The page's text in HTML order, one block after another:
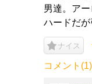
男達。ア
ハードだ
ナイス
コメント(1)